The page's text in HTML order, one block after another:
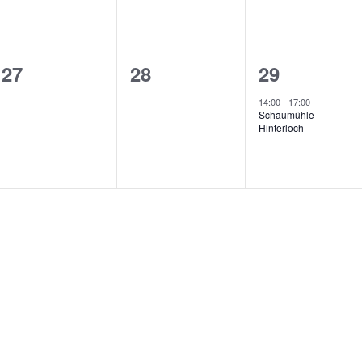
0
27
0
Veranstaltungen,
28
1
29
14:00- 17:00
Schaumühle
Hinterloch